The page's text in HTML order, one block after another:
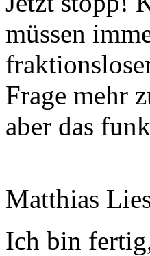
müssen
Frage mehr
aber das
Matthias
Ich bin